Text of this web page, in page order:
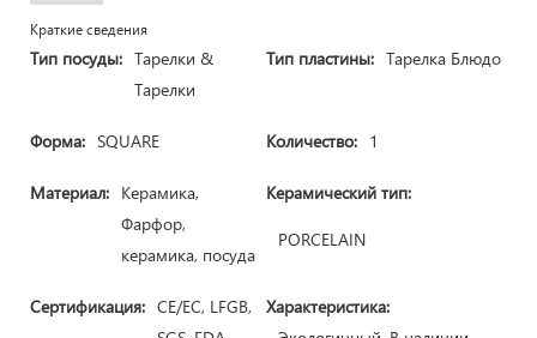
Краткие сведения
Тип посуды: Тарелки &
Тарелки
Тип пластины: Тарелка Блюдо
Форма: SQUARE Количество: 1
Материал: Керамика,
Фарфор,
керамика, посуда
Керамический тип:
PORCELAIN
Сертификация: CE/ЕС, LFGB,
Характеристика: